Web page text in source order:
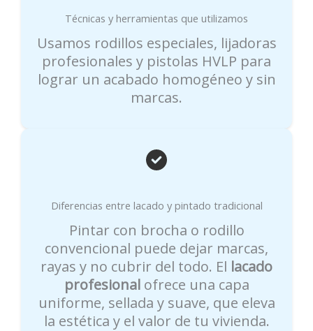
Técnicas y herramientas que utilizamos
Usamos rodillos especiales, lijadoras
profesionales y pistolas HVLP para
lograr un acabado homogéneo y sin
marcas.
Diferencias entre lacado y pintado tradicional
Pintar con brocha o rodillo
convencional puede dejar marcas,
rayas y no cubrir del todo. El lacado
profesionalofrece una capa
uniforme, sellada y suave, que eleva
la estética y el valor de tu vivienda.